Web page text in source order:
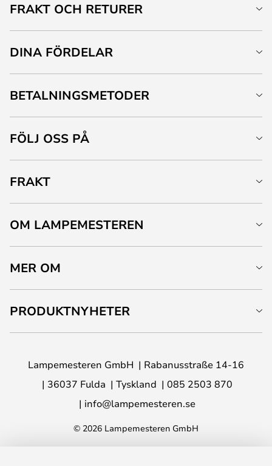
FRAKT OCH RETURER
DINA FÖRDELAR
BETALNINGSMETODER
FÖLJ OSS PÅ
FRAKT
OM LAMPEMESTEREN
MER OM
PRODUKTNYHETER
Lampemesteren GmbH
Rabanusstraße 14-16
36037 Fulda
Tyskland
085 2503 870
info@lampemesteren.se
© 2026 Lampemesteren GmbH